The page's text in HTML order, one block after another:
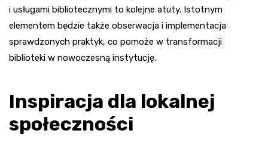
i usługami bibliotecznymi to kolejne atuty. Istotnym
elementem będzie także obserwacja i implementacja
sprawdzonych praktyk, co pomoże w transformacji
biblioteki w nowoczesną instytucję.
Inspiracja dla lokalnej
społeczności